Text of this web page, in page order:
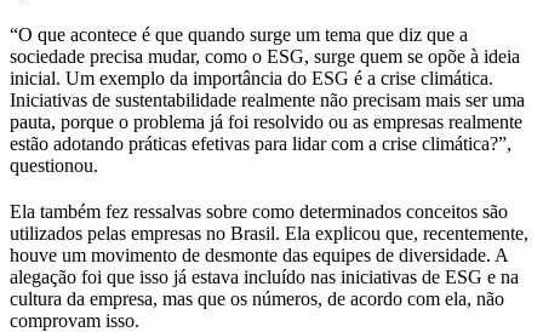
“O que acontece é que quando surge um tema que diz que a
sociedade precisa mudar, como o ESG, surge quem se opõe à ideia
inicial. Um exemplo da importância do ESG é a crise climática.
Iniciativas de sustentabilidade realmente não precisam mais ser uma
pauta, porque o problema já foi resolvido ou as empresas realmente
estão adotando práticas efetivas para lidar com a crise climática?”,
questionou.
Ela também fez ressalvas sobre como determinados conceitos são
utilizados pelas empresas no Brasil. Ela explicou que, recentemente,
houve um movimento de desmonte das equipes de diversidade. A
alegação foi que isso já estava incluído nas iniciativas de ESG e na
cultura da empresa, mas que os números, de acordo com ela, não
comprovam isso.